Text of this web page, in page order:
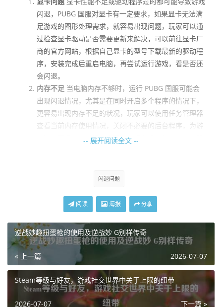
闪退，PUBG 国服对显卡有一定要求，如果显卡无法满
足游戏的图形处理需求，就容易出现问题，玩家可以通
过检查显卡驱动是否需要更新来解决，可以前往显卡厂
商的官方网站，根据自己显卡的型号下载最新的驱动程
序，安装完成后重启电脑，再尝试运行游戏，看是否还
会闪退。
内存不足 当电脑内存不够时，运行 PUBG 国服可能会
出现闪退情况，尤其是在同时开启多个程序的情况下，
更容易出现内存不足的状况，玩家可以使用任务管理器
查看当前内存使用情况，关闭不必要的后台程序，为游
戏腾出更多内存空间，也可以考虑升级电脑内存，以确
游戏文件损坏游戏在下载或安装过程中可能出现文件损
坏的情况，这会导致游戏无法正常启动或闪退，玩家可
以通过 PUBG 国服的官方启动器进行游戏文件完整性验
证，具体操作是在启动器中找到游戏，点击相关验证按
钮，等待验证完成，如果发现有文件损坏，启动器会自
动下载并修复这些文件，修复完成后再次尝试启动游
戏。
系统软件冲突电脑上安装的其他软件可能与 PUBG 国
服产生冲突，从而导致闪退，某些杀毒软件、防火墙或
-- 展开阅读全文 --
闪退问题
阅读 海报 分享
逆战妙趣扭蛋枪的使用及逆战妙 G别样传奇
« 上一篇 2026-07-07
Steam等级与好友，游戏社交世界中关于上限的纽带
下一篇 »
2026-07-07